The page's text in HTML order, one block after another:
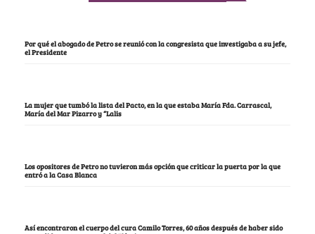
Por qué el abogado de Petro se reunió con la congresista que investigaba a su jefe,
el Presidente
La mujer que tumbó la lista del Pacto, en la que estaba María Fda. Carrascal,
María del Mar Pizarro y “Lalis
Los opositores de Petro no tuvieron más opción que criticar la puerta por la que
entró a la Casa Blanca
Así encontraron el cuerpo del cura Camilo Torres, 60 años después de haber sido